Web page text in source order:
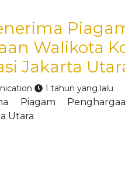
Walikota
Jakarta
1 tahun yang lalu
Piagam
Utara